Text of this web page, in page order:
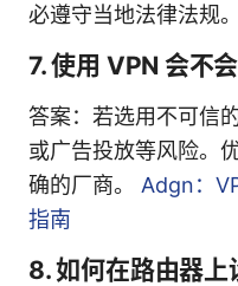
必遵守当地法律法规。
7. 使用 VPN 会不
答案：若选用不可信
或广告投放等风险。
确的厂商。 Adgn：
指南
8. 如何在路由器上